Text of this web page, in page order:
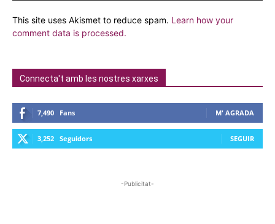
This site uses Akismet to reduce spam. Learn how your
comment data is processed.
Connecta't amb les nostres xarxes
7,490 Fans M' AGRADA
3,252 Seguidors SEGUIR
-Publicitat-